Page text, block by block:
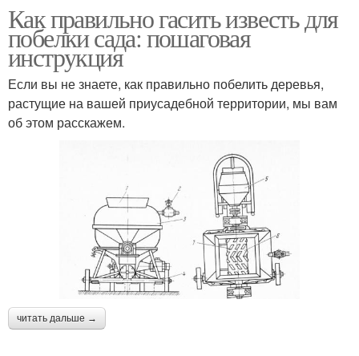
Как правильно гасить известь для
побелки сада: пошаговая
инструкция
Если вы не знаете, как правильно побелить деревья,
растущие на вашей приусадебной территории, мы вам
об этом расскажем.
читать дальше →